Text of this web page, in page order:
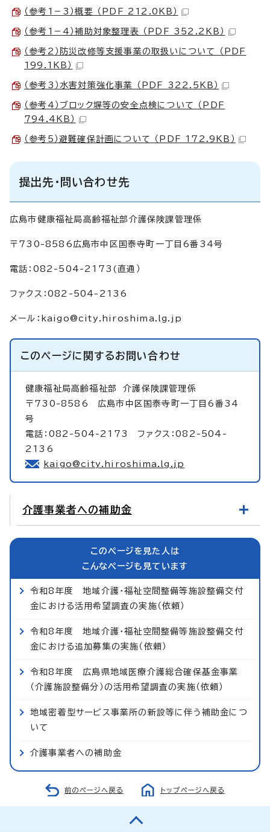
（参考1－3）概要 （PDF 212.0KB）
（参考1－4）補助対象整理表 （PDF 352.2KB）
（参考2）防災改修等支援事業の取扱いについて （PDF
199.1KB）
（参考3）水害対策強化事業 （PDF 322.5KB）
（参考4）ブロック塀等の安全点検について （PDF
794.4KB）
（参考5）避難確保計画について （PDF 172.9KB）
提出先・問い合わせ先
広島市健康福祉局高齢福祉部介護保険課管理係
〒730-8586広島市中区国泰寺町一丁目6番34号
電話：082-504-2173(直通）
ファクス：082-504-2136
メール： kaigo@city.hiroshima.lg.jp
このページに関するお問い合わせ
健康福祉局高齢福祉部介護保険課管理係
〒730-8586 広島市中区国泰寺町一丁目6番34
号
電話：082-504-2173 ファクス：082-504-
2136
kaigo@city.hiroshima.lg.jp
介護事業者への補助金
このページを見た人は
こんなページも見ています
令和8年度 地域介護・福祉空間整備等施設整備交付
金における活用希望調査の実施（依頼）
令和8年度 地域介護・福祉空間整備等施設整備交付
金における追加募集の実施（依頼）
令和8年度 広島県地域医療介護総合確保基金事業
（介護施設整備分）の活用希望調査の実施（依頼）
地域密着型サービス事業所の新設等に伴う補助金につ
いて
介護事業者への補助金
前のページへ戻る トップページへ戻る